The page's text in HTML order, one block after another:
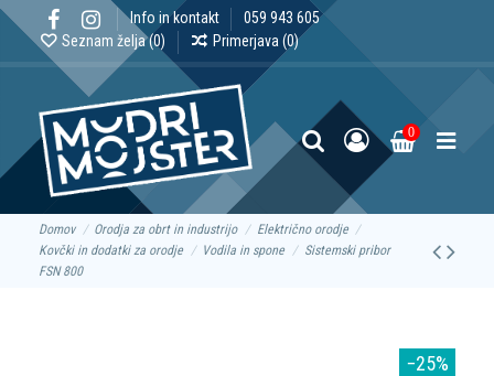
Info in kontakt
059 943 605
Seznam želja (0) Primerjava (0)
0
Domov Orodja za obrt in industrijo
Električno orodje
Kovčki in dodatki za orodje
Vodila in spone
Sistemski pribor
FSN 800
−25%